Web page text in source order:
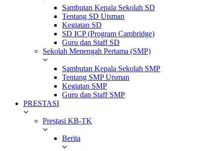
Sambutan Kepala Sekolah SD
Tentang SD Utsman
Kegiatan SD
SD ICP (Program Cambridge)
Guru dan Staff SD
Sekolah Menengah Pertama (SMP)
Sambutan Kepala Sekolah SMP
Tentang SMP Utsman
Kegiatan SMP
Guru dan Staff SMP
PRESTASI
Prestasi KB-TK
Berita